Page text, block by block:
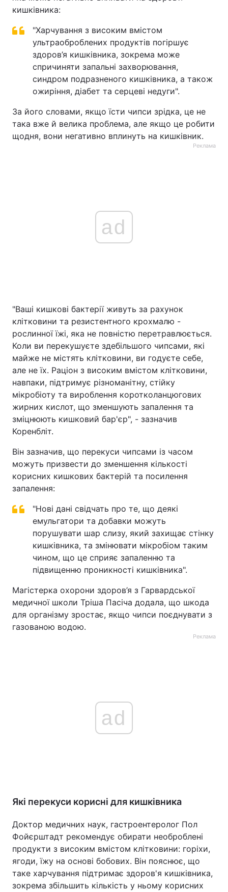
кишківника:
"Харчування з високим вмістом
ультраоброблених продуктів погіршує
здоров’я кишківника, зокрема може
спричиняти запальні захворювання,
синдром подразненого кишківника, а також
ожиріння, діабет та серцеві недуги".
За його словами, якщо їсти чипси зрідка, це не
така вже й велика проблема, але якщо це робити
щодня, вони негативно вплинуть на кишківник.
Реклама
ad
"Ваші кишкові бактерії живуть за рахунок
клітковини та резистентного крохмалю -
рослинної їжі, яка не повністю перетравлюється.
Коли ви перекушуєте здебільшого чипсами, які
майже не містять клітковини, ви годуєте себе,
але не їх. Раціон з високим вмістом клітковини,
навпаки, підтримує різноманітну, стійку
мікробіоту та вироблення коротколанцюгових
жирних кислот, що зменшують запалення та
зміцнюють кишковий бар'єр", - зазначив
Коренбліт.
Він зазначив, що перекуси чипсами із часом
можуть призвести до зменшення кількості
корисних кишкових бактерій та посилення
запалення:
"Нові дані свідчать про те, що деякі
емульгатори та добавки можуть
порушувати шар слизу, який захищає стінку
кишківника, та змінювати мікробіом таким
чином, що це сприяє запаленню та
підвищенню проникності кишківника".
Магістерка охорони здоров’я з Гарвардської
медичної школи Тріша Пасіча додала, що шкода
для організму зростає, якщо чипси поєднувати з
газованою водою.
Реклама
ad
Які перекуси корисні для кишківника
Доктор медичних наук, гастроентеролог Пол
Фойєрштадт рекомендує обирати необроблені
продукти з високим вмістом клітковини: горіхи,
ягоди, їжу на основі бобових. Він пояснює, що
таке харчування підтримає здоров'я кишківника,
зокрема збільшить кількість у ньому корисних